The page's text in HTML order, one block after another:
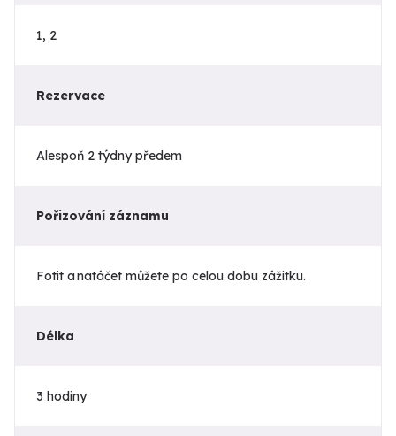
1, 2
Rezervace
Alespoň 2 týdny předem
Pořizování záznamu
Fotit a natáčet můžete po celou dobu zážitku.
Délka
3 hodiny